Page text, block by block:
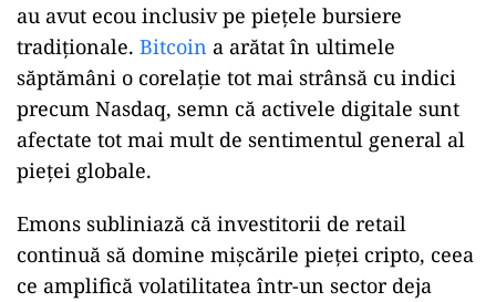
au avut ecou inclusiv pe piețele bursiere
tradiționale. Bitcoin a arătat în ultimele
săptămâni o corelație tot mai strânsă cu indici
precum Nasdaq, semn că activele digitale sunt
afectate tot mai mult de sentimentul general al
pieței globale.
Emons subliniază că investitorii de retail
continuă să domine mișcările pieței cripto, ceea
ce amplifică volatilitatea într-un sector deja